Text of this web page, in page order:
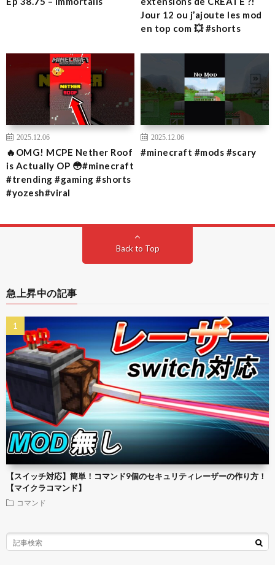
Jour 12 ou j’ajoute les mod
en top com 💥 #shorts
2025.12.06
🔥OMG! MCPE Nether Roof
is Actually OP 😳#minecraft
#trending #gaming #shorts
#yozesh#viral
2025.12.06
#minecraft #mods #scary
Back to Top
急上昇中の記事
【スイッチ対応】簡単！コマンド9個のセキュリティレーザーの作り方！
【マイクラコマンド】
コマンド